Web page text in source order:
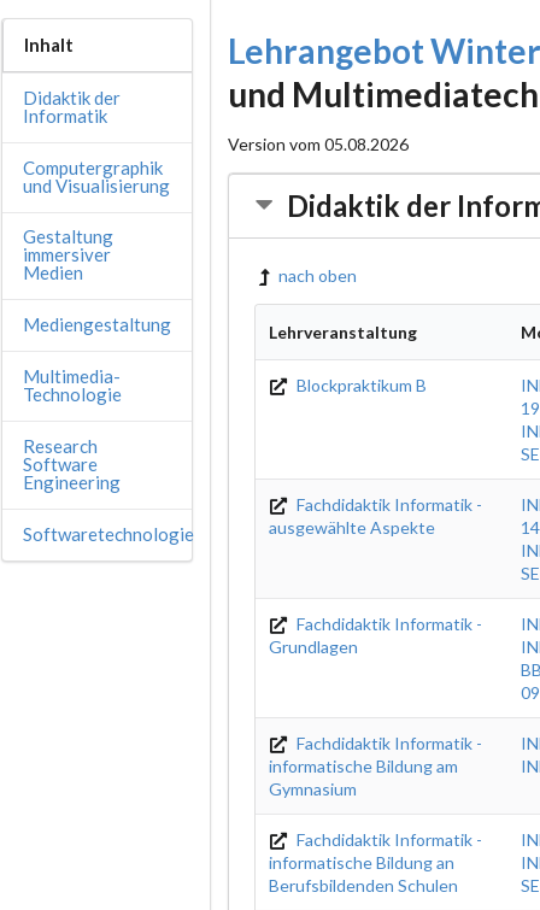
Inhalt
Didaktik der
Informatik
Computergraphik
und Visualisierung
Gestaltung
immersiver
Medien
Mediengestaltung
Multimedia-
Technologie
Research
Software
Engineering
Softwaretechnologie
Lehrangebot
und
Version vom 05.08.2026
Didaktik der
nach oben
Lehrveranstaltung
Blockpraktikum B
19
Fachdidaktik Informatik -
ausgewählte Aspekte
14
Fachdidaktik Informatik -
Grundlagen
09
Fachdidaktik Informatik -
informatische Bildung am
Gymnasium
Fachdidaktik Informatik -
informatische Bildung an
Berufsbildenden Schulen